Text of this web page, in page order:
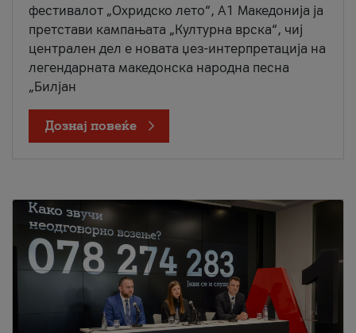
фестивалот „Охридско лето“, А1 Македонија ја
претстави кампањата „Културна врска“, чиј
централен дел е новата џез-интерпретација на
легендарната македонска народна песна
„Билјан
Дознај повеќе